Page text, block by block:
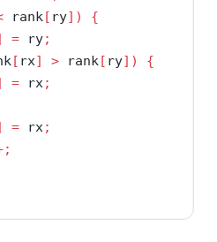
rank[ ry])
{
= ry;
[ rx] > rank[ ry])
{
= rx;
= rx;